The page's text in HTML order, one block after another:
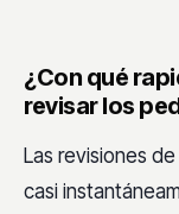
¿Con qué
revisar los
Las revisiones
casi